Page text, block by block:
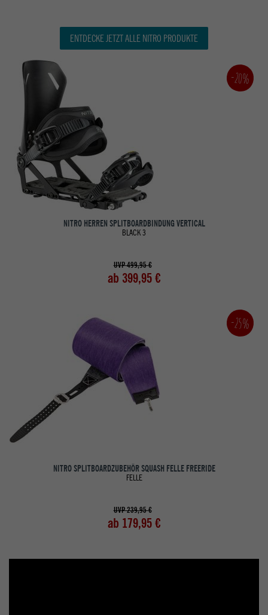
ENTDECKE JETZT ALLE NITRO PRODUKTE
-20%
NITRO HERREN SPLITBOARDBINDUNG VERTICAL
BLACK 3
UVP 499,95 €
ab 399,95 €
-25%
NITRO SPLITBOARDZUBEHÖR SQUASH FELLE FREERIDE
FELLE
UVP 239,95 €
ab 179,95 €